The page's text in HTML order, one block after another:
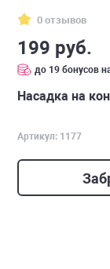
0 отзывов
199 руб.
до 19 бонусов
Насадка на
Артикул: 1177